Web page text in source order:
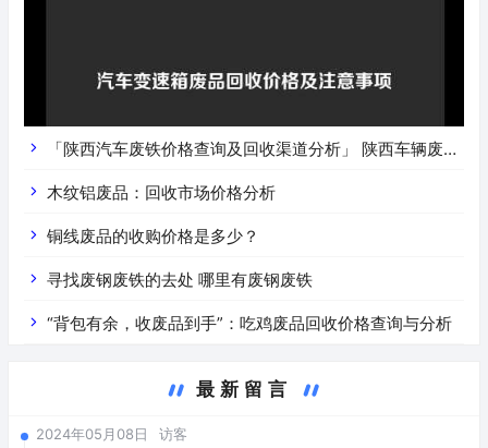
「陕西汽车废铁价格查询及回收渠道分析」 陕西车辆废铁
价是什么
木纹铝废品：回收市场价格分析
铜线废品的收购价格是多少？
寻找废钢废铁的去处 哪里有废钢废铁
“背包有余，收废品到手”：吃鸡废品回收价格查询与分析
最新留言
2024年05月08日 访客